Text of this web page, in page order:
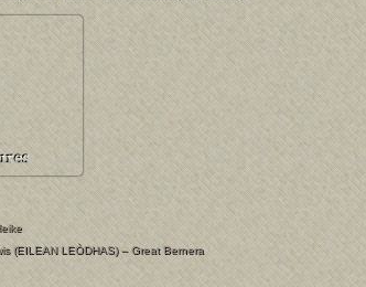
(EILEAN LEÒDHAS) – Great Bernera